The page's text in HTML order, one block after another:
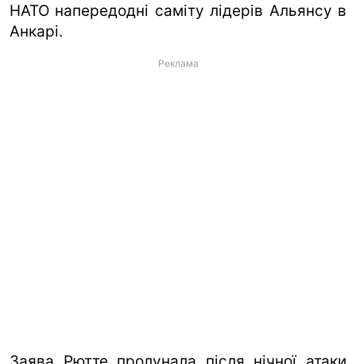
НАТО напередодні саміту лідерів Альянсу в
Анкарі.
Реклама